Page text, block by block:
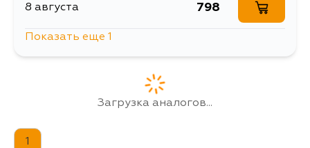
8 августа 798
Показать еще 1
Загрузка аналогов...
1